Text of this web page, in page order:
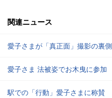
関連ニュース
愛子さまが「真正面」撮影の裏側
愛子さま 法被姿でお木曳に参加
駅での「行動」愛子さまに称賛